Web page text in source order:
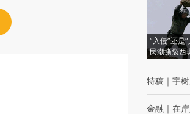
“入侵”还是
民潮撕裂西
特稿 ｜ 宇
金融 ｜ 在